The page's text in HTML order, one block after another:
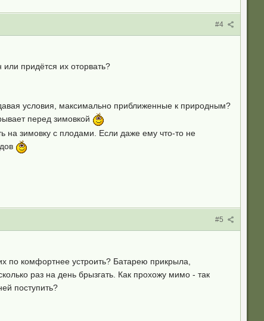
#4
придётся их оторвать?
условия, максимально приближенные к природным?
перед зимовкой
на зимовку с плодами. Если даже ему что-то не
#5
по комфортнее устроить? Батарею прикрыла,
раз на день брызгать. Как прохожу мимо - так
поступить?